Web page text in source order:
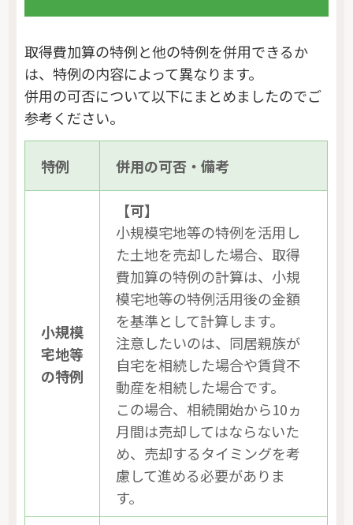
取得費加算の特例と他の特例を併用できるか
は、特例の内容によって異なります。
併用の可否について以下にまとめましたのでご
参考ください。
特例 併用の可否・備考
小規模
宅地等
の特例
【可】
小規模宅地等の特例を活用し
た土地を売却した場合、取得
費加算の特例の計算は、小規
模宅地等の特例活用後の金額
を基準として計算します。
注意したいのは、同居親族が
自宅を相続した場合や賃貸不
動産を相続した場合です。
この場合、相続開始から10ヵ
月間は売却してはならないた
め、売却するタイミングを考
慮して進める必要がありま
す。